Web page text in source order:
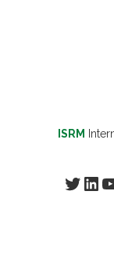
ISRM
Twitter LinkedIn YouTube